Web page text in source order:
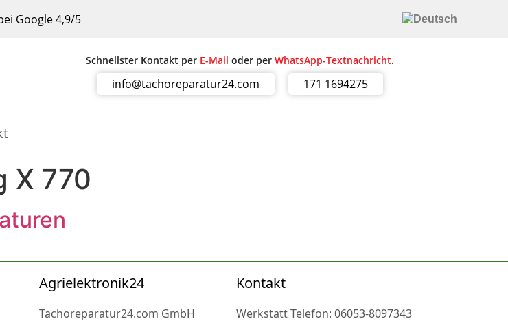
Google 4,9/5
Schnellster Kontakt per E-Mail oder perWhatsApp-Textnachricht.
info@tachoreparatur24.com 171 1694275
X 770
Agrielektronik24
Tachoreparatur24.com GmbH
Kontakt
Werkstatt Telefon: 06053-8097343